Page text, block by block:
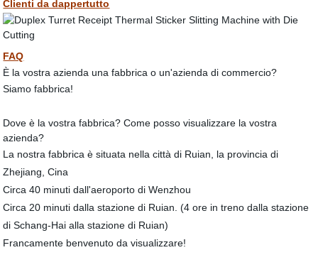
Clienti da dappertutto
FAQ
È la vostra azienda una fabbrica o un'azienda di commercio?
Siamo fabbrica!
Dove è la vostra fabbrica? Come posso visualizzare la vostra
azienda?
La nostra fabbrica è situata nella città di Ruian, la provincia di
Zhejiang, Cina
Circa 40 minuti dall'aeroporto di Wenzhou
Circa 20 minuti dalla stazione di Ruian. (4 ore in treno dalla stazione
di Schang-Hai alla stazione di Ruian)
Francamente benvenuto da visualizzare!